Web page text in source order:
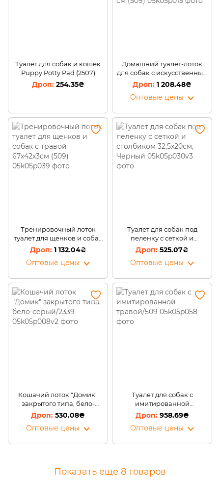
Туалет для собак и кошек
Puppy Potty Pad (2507)
254.35₴
Домашний туалет-лоток
для собак с искусственным
газоном Puppy Potty Pad
60 на 50 см (509)
1 208.48₴
Оптовые цены
Тренировочный лоток
туалет для щенков и собак
с травой 67х42х3см (509)
1 132.04₴
Оптовые цены
Туалет для собак под
пеленку с сеткой и
столбиком 32,5x20см,
525.07₴
Оптовые цены
Кошачий лоток "Домик"
закрытого типа, бело-
серый/2339
530.08₴
Оптовые цены
Туалет для собак с
имитированной
травой/509
958.69₴
Оптовые цены
Показать еще 8 товаров